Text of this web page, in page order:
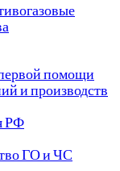
помощи
и производств
РФ
ГО и ЧС